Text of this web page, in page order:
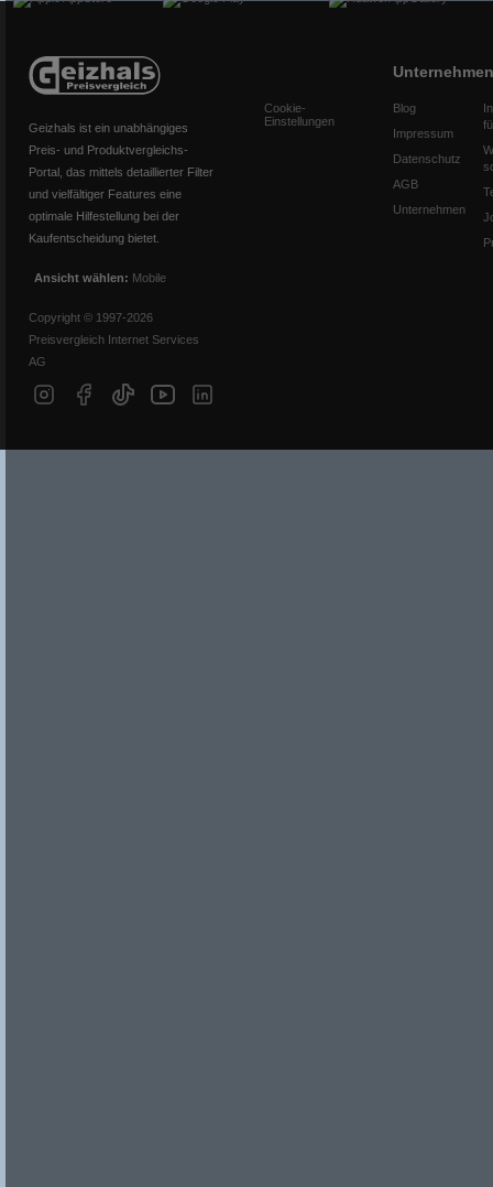
Geizhals ist ein unabhängiges
Preis- und Produktvergleichs-
Portal, das mittels detaillierter Filter
und vielfältiger Features eine
optimale Hilfestellung bei der
Kaufentscheidung bietet.
Ansicht wählen: Mobile
Copyright © 1997-2026
Preisvergleich Internet Services
AG
Cookie-
Einstellungen
Unternehmen
Blog
Impressum
Datenschutz
AGB
Unternehmen